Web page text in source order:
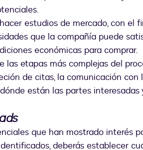
estudios de mercado, con el
que la compañía puede
económicas para comprar.
las etapas más complejas del
de citas, la comunicación con
están las partes
que han mostrado interés
deberás establecer